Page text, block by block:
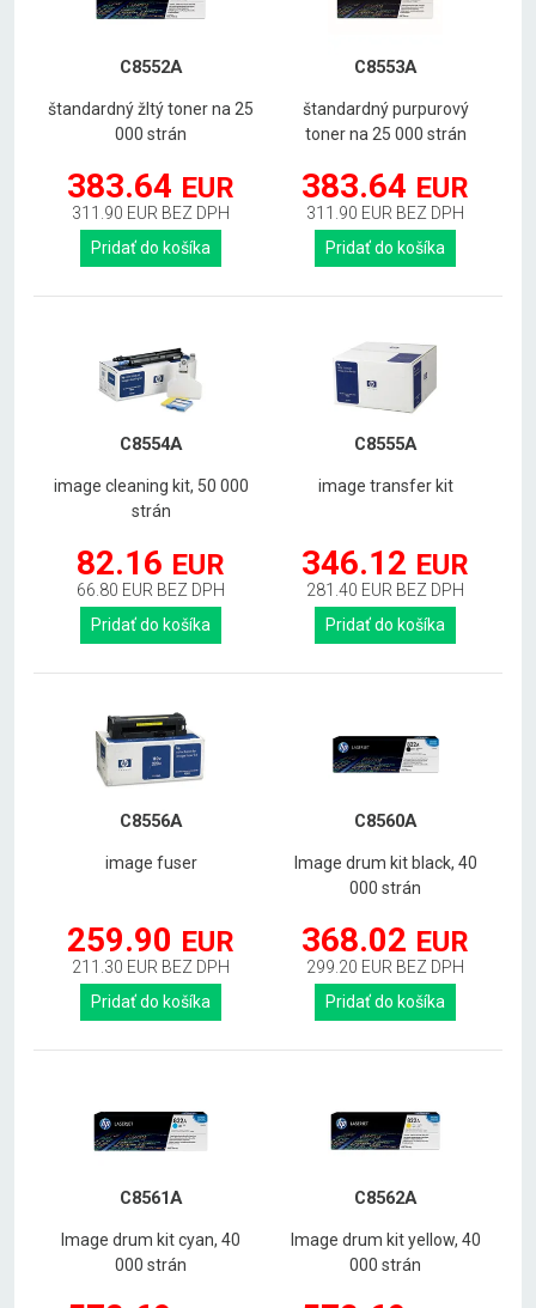
C8552A
štandardný žltý toner na 25
000 strán
383.64 EUR
311.90 EUR BEZ DPH
Pridať do košíka
C8553A
štandardný purpurový
toner na 25 000 strán
383.64 EUR
311.90 EUR BEZ DPH
Pridať do košíka
C8554A
image cleaning kit, 50 000
strán
82.16 EUR
66.80 EUR BEZ DPH
Pridať do košíka
C8555A
image transfer kit
346.12 EUR
281.40 EUR BEZ DPH
Pridať do košíka
C8556A
image fuser
259.90 EUR
211.30 EUR BEZ DPH
Pridať do košíka
C8560A
Image drum kit black, 40
000 strán
368.02 EUR
299.20 EUR BEZ DPH
Pridať do košíka
C8561A
Image drum kit cyan, 40
000 strán
C8562A
Image drum kit yellow, 40
000 strán